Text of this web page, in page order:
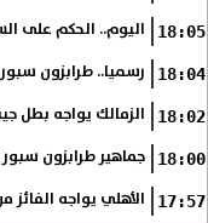
18:05 اليوم.. الحكم على
18:04 رسميا.. طرابزون
18:02 الزمالك يواجه بطل
18:00 جماهير طرابزون
17:57 الأهلي يواجه الفائز